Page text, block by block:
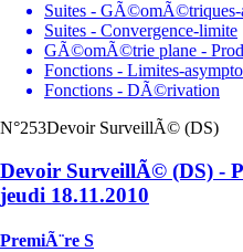
Suites -
Suites - Convergence-limite
GÃ©omÃ©trie plane -
Fonctions - Limites-
Fonctions - DÃ©rivation
N°253Devoir SurveillÃ© (DS)
Devoir SurveillÃ© (DS) -
jeudi 18.11.2010
PremiÃ¨re S